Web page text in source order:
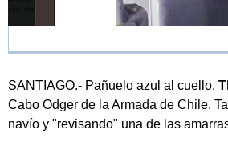
SANTIAGO.- Pañuelo azul al cuello,
Cabo Odger de la Armada de Chile.
navío y "revisando" una de las